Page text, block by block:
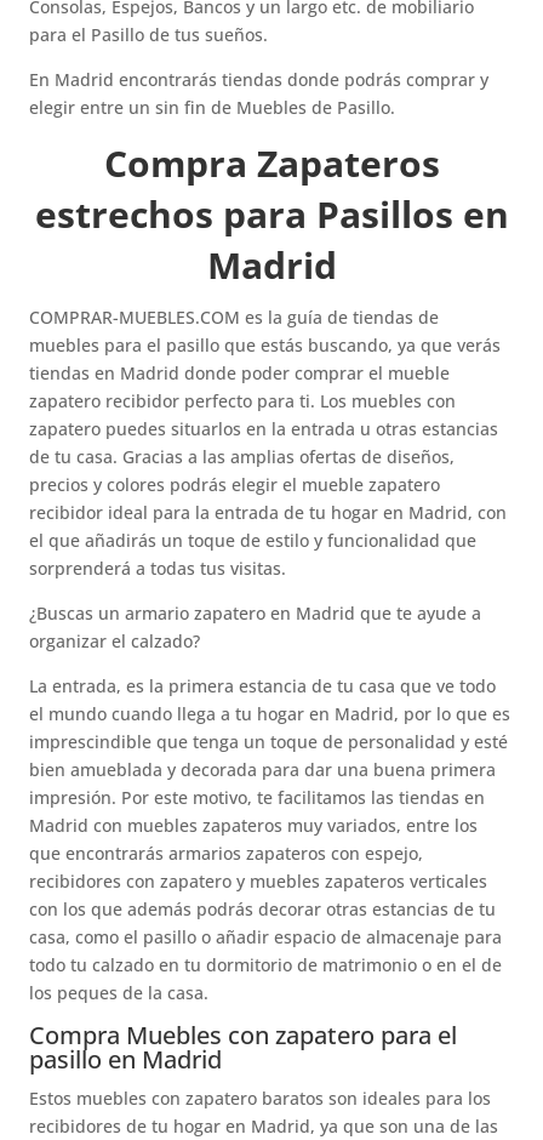
Consolas, Espejos, Bancos y un largo etc. de mobiliario
para el Pasillo de tus sueños.
En Madrid encontrarás tiendas donde podrás comprar y
elegir entre un sin fin de Muebles de Pasillo.
Compra Zapateros
estrechos para Pasillos en
Madrid
COMPRAR-MUEBLES.COM es la guía de tiendas de
muebles para el pasillo que estás buscando, ya que verás
tiendas en Madrid donde poder comprar el mueble
zapatero recibidor perfecto para ti. Los muebles con
zapatero puedes situarlos en la entrada u otras estancias
de tu casa. Gracias a las amplias ofertas de diseños,
precios y colores podrás elegir el mueble zapatero
recibidor ideal para la entrada de tu hogar en Madrid, con
el que añadirás un toque de estilo y funcionalidad que
sorprenderá a todas tus visitas.
¿Buscas un armario zapatero en Madrid que te ayude a
organizar el calzado?
La entrada, es la primera estancia de tu casa que ve todo
el mundo cuando llega a tu hogar en Madrid, por lo que es
imprescindible que tenga un toque de personalidad y esté
bien amueblada y decorada para dar una buena primera
impresión. Por este motivo, te facilitamos las tiendas en
Madrid con muebles zapateros muy variados, entre los
que encontrarás armarios zapateros con espejo,
recibidores con zapatero y muebles zapateros verticales
con los que además podrás decorar otras estancias de tu
casa, como el pasillo o añadir espacio de almacenaje para
todo tu calzado en tu dormitorio de matrimonio o en el de
los peques de la casa.
Compra Muebles con zapatero para el
pasillo en Madrid
Estos muebles con zapatero baratos son ideales para los
recibidores de tu hogar en Madrid, ya que son una de las